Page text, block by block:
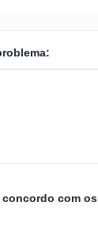
concordo com os